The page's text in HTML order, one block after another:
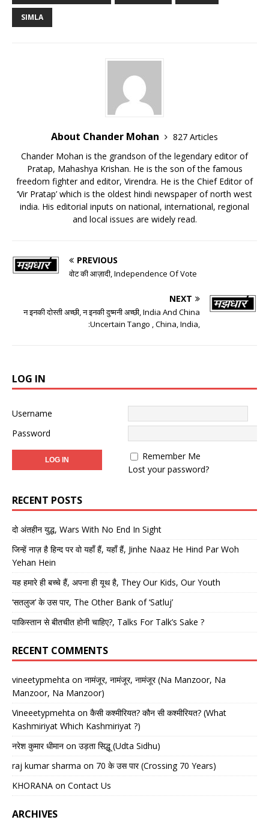
SIMLA
About Chander Mohan
827 Articles
Chander Mohan is the grandson of the legendary editor of
Pratap, Mahashya Krishan. He is the son of the famous
freedom fighter and editor, Virendra. He is the Chief Editor of
‘Vir Pratap’ which is the oldest hindi newspaper of north west
india. His editorial inputs on national, international, regional
and local issues are widely read.
PREVIOUS
वोट की आज़ादी, Independence Of Vote
NEXT
न इनकी दोस्ती अच्छी, न इनकी दुष्मनी अच्छी, India And China
:Uncertain Tango , China, India,
LOG IN
Username
Password
Remember Me
Lost your password?
RECENT POSTS
दो अंतहीन युद्ध, Wars With No End In Sight
जिन्हें नाज़ है हिन्द पर वो यहाँ हैं, यहाँ हैं, Jinhe Naaz He Hind Par Woh
Yehan Hein
यह हमारे ही बच्चे हैं, अपना ही यूथ है, They Our Kids, Our Youth
‘सतलुज’ के उस पार, The Other Bank of ‘Satluj’
पाकिस्तान से बीतचीत होनी चाहिए?, Talks For Talk’s Sake ?
RECENT COMMENTS
vineetypmehta on नामंजूर, नामंजूर, नामंजूर (Na Manzoor, Na
Manzoor, Na Manzoor)
Vineeetypmehta on कैसी कश्मीरियत? कौन सी कश्मीरियत? (What
Kashmiriyat Which Kashmiriyat ?)
नरेश कुमार धीमान on उड़ता सिद्धू (Udta Sidhu)
raj kumar sharma on 70 के उस पार (Crossing 70 Years)
KHORANA on Contact Us
ARCHIVES